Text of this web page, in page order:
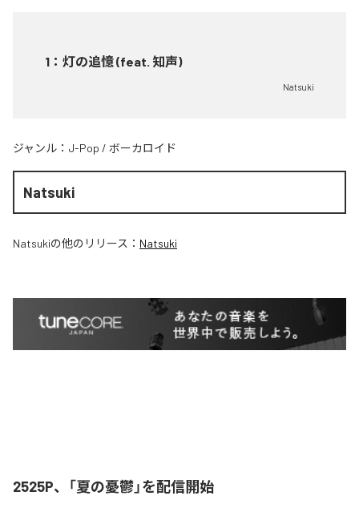
1 ： 灯の追憶 (feat. 知声)
Natsuki
ジャンル： J-Pop / ボーカロイド
Natsuki
Natsukiの他のリリース： Natsuki
2525P、「夏の憂鬱」を配信開始